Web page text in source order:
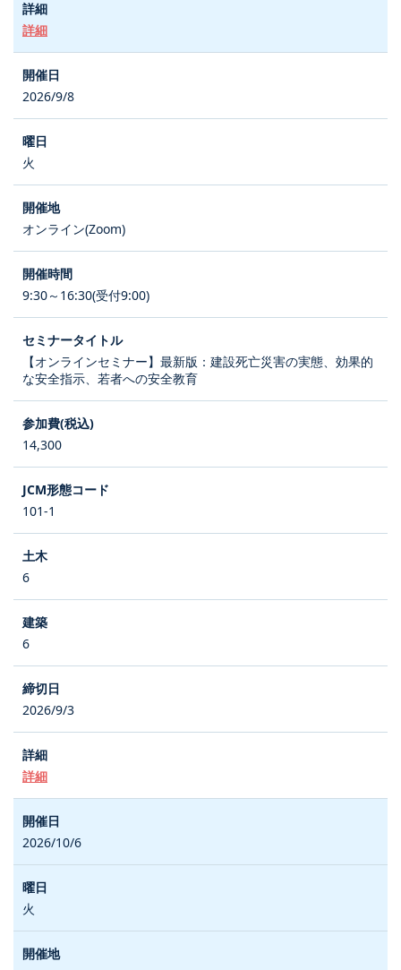
詳細
2026/9/8
火
オンライン(Zoom)
9:30～16:30(受付9:00)
【オンラインセミナー】最新版：建設死亡災害の実態、効果的
な安全指示、若者への安全教育
14,300
101-1
6
6
2026/9/3
詳細
2026/10/6
火